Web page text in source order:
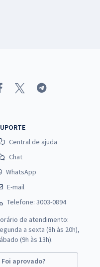
Central de ajuda
Chat
WhatsApp
E-mail
Telefone: 3003-0894
de atendimento:
a sexta (8h às 20h),
(9h às 13h).
Foi aprovado?